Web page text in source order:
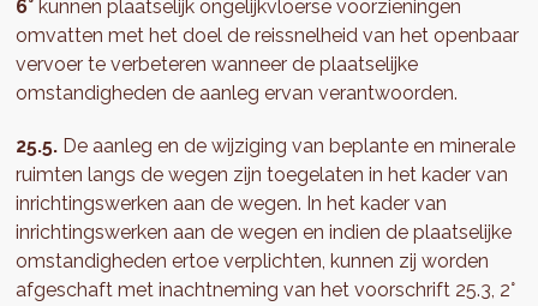
6°kunnen plaatselijk ongelijkvloerse voorzieningen
omvatten met het doel de reissnelheid van het openbaar
vervoer te verbeteren wanneer de plaatselijke
omstandigheden de aanleg ervan verantwoorden.
25.5. De aanleg en de wijziging van beplante en minerale
ruimten langs de wegen zijn toegelaten in het kader van
inrichtingswerken aan de wegen. In het kader van
inrichtingswerken aan de wegen en indien de plaatselijke
omstandigheden ertoe verplichten, kunnen zij worden
afgeschaft met inachtneming van het voorschrift 25.3, 2°